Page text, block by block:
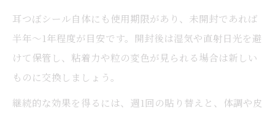
耳つぼシール自体にも使用期限があり、未開封であれば
半年～1年程度が目安です。開封後は湿気や直射日光を避
けて保管し、粘着力や粒の変色が見られる場合は新しい
ものに交換しましょう。
継続的な効果を得るには、週1回の貼り替えと、体調や皮